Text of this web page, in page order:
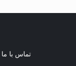
تماس با ما